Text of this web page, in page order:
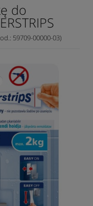
do
59709-00000-03)